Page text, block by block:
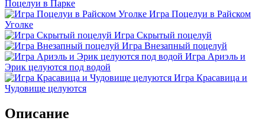
Поцелуи в Парке
Игра Поцелуи в Райском
Уголке
Игра Скрытый поцелуй
Игра Внезапный поцелуй
Игра Ариэль и
Эрик целуются под водой
Игра Красавица и
Чудовище целуются
Описание